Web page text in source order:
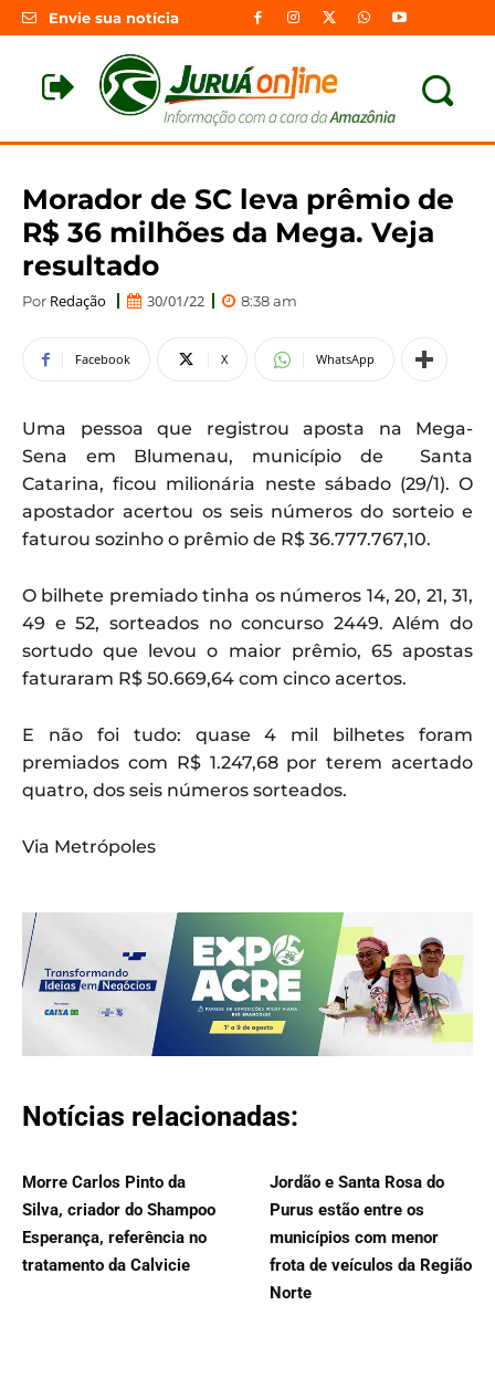
Envie sua notícia
Morador de SC leva prêmio de
R$ 36 milhões da Mega. Veja
resultado
Por Redação 30/01/22 8:38 am
Facebook X WhatsApp
Uma pessoa que registrou aposta na Mega-
Sena em Blumenau, município de Santa
Catarina, ficou milionária neste sábado (29/1). O
apostador acertou os seis números do sorteio e
faturou sozinho o prêmio de R$ 36.777.767,10.
O bilhete premiado tinha os números 14, 20, 21, 31,
49 e 52, sorteados no concurso 2449. Além do
sortudo que levou o maior prêmio, 65 apostas
faturaram R$ 50.669,64 com cinco acertos.
E não foi tudo: quase 4 mil bilhetes foram
premiados com R$ 1.247,68 por terem acertado
quatro, dos seis números sorteados.
Via Metrópoles
Notícias relacionadas:
Morre Carlos Pinto da
Silva, criador do Shampoo
Esperança, referência no
tratamento da Calvicie
Jordão e Santa Rosa do
Purus estão entre os
municípios com menor
frota de veículos da Região
Norte